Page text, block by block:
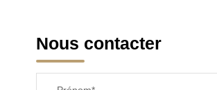
Nous contacter